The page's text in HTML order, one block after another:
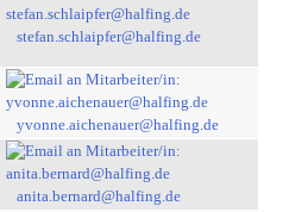
stefan.schlaipfer@halfing.de
yvonne.aichenauer@halfing.de
anita.bernard@halfing.de